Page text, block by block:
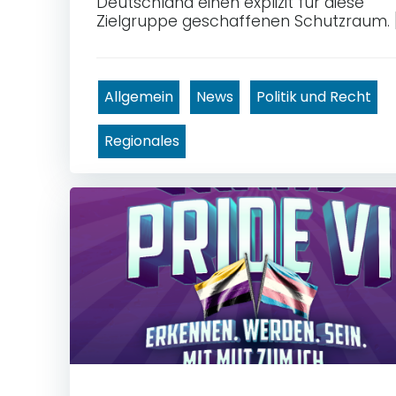
Zielgruppe geschaffenen Schutzraum.
Allgemein News Politik und Recht
Regionales